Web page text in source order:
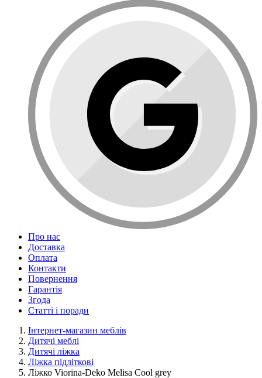
Про нас
Доставка
Оплата
Контакти
Повернення
Гарантія
Згода
Статті і поради
Інтернет-магазин меблів
Дитячі меблі
Дитячі ліжка
Ліжка підліткові
Ліжко Viorina-Deko Melisa Cool grey